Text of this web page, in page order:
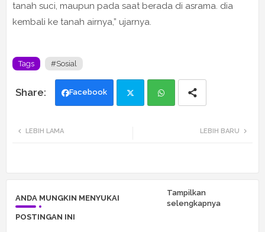
tanah suci, maupun pada saat berada di asrama. dia
kembali ke tanah airnya,” ujarnya.
Tags #Sosial
Facebook
LEBIH BARU
LEBIH LAMA
ANDA MUNGKIN MENYUKAI
POSTINGAN INI
Tampilkan
selengkapnya